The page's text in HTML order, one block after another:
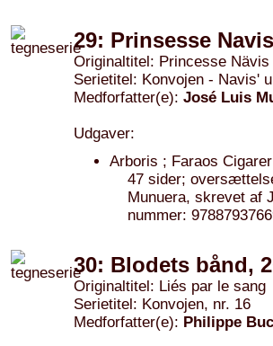
29: Prinsesse
Originaltitel: Princesse Nävis
Serietitel: Konvojen - Navis'
Medforfatter(e): José Luis
Udgaver:
Arboris ; Faraos
47 sider;
Munuera, skrevet af
nummer:
30: Blodets bånd,
Originaltitel: Liés par le sang
Serietitel: Konvojen, nr. 16
Medforfatter(e): Philippe